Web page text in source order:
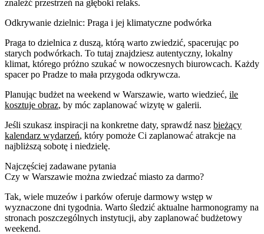
znaleźć przestrzeń na głęboki relaks.
Odkrywanie dzielnic: Praga i jej klimatyczne podwórka
Praga to dzielnica z duszą, którą warto zwiedzić, spacerując po
starych podwórkach. To tutaj znajdziesz autentyczny, lokalny
klimat, którego próżno szukać w nowoczesnych biurowcach. Każdy
spacer po Pradze to mała przygoda odkrywcza.
Planując budżet na weekend w Warszawie, warto wiedzieć, ile
kosztuje obraz, by móc zaplanować wizytę w galerii.
Jeśli szukasz inspiracji na konkretne daty, sprawdź nasz bieżący
kalendarz wydarzeń, który pomoże Ci zaplanować atrakcje na
najbliższą sobotę i niedzielę.
Najczęściej zadawane pytania
Czy w Warszawie można zwiedzać miasto za darmo?
Tak, wiele muzeów i parków oferuje darmowy wstęp w
wyznaczone dni tygodnia. Warto śledzić aktualne harmonogramy na
stronach poszczególnych instytucji, aby zaplanować budżetowy
weekend.